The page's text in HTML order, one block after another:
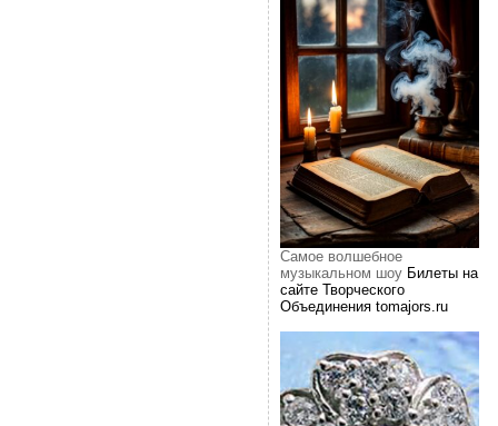
Самое волшебное
музыкальном шоуБилеты на
сайте Творческого
Объединения tomajors.ru